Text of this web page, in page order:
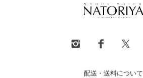
配送・送料について